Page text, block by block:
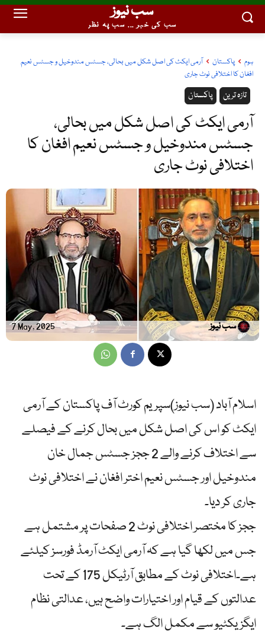
سب نیوز
سب کی خبر ... سب پہ نظر
ہوم پاکستان
آرمی ایکٹ کی اصل شکل میں بحالی، جسٹس مندوخیل و جسٹس نعیم
افغان کا اختلافی نوٹ جاری
پاکستان تازہ ترین
آرمی ایکٹ کی اصل شکل میں بحالی،
جسٹس مندوخیل و جسٹس نعیم افغان کا
اختلافی نوٹ جاری
7 May, 2025 سب نیوز
اسلام آباد (سب نیوز)سپریم کورٹ آف پاکستان کے آرمی
ایکٹ کو اس کی اصل شکل میں بحال کرنے کے فیصلے
سے اختلاف کرنے والے 2 ججز جسٹس جمال خان
مندوخیل اور جسٹس نعیم اختر افغان نے اختلافی نوٹ
جاری کر دیا۔
ججز کا مختصر اختلافی نوٹ 2 صفحات پر مشتمل ہے
جس میں لکھا گیا ہے کہ آرمی ایکٹ آرمڈ فورسز کیلئے
ہے۔اختلافی نوٹ کے مطابق آرٹیکل 175 کے تحت
عدالتوں کے قیام اور اختیارات واضح ہیں، عدالتی نظام
ایگزیکٹیو سے مکمل الگ ہے۔